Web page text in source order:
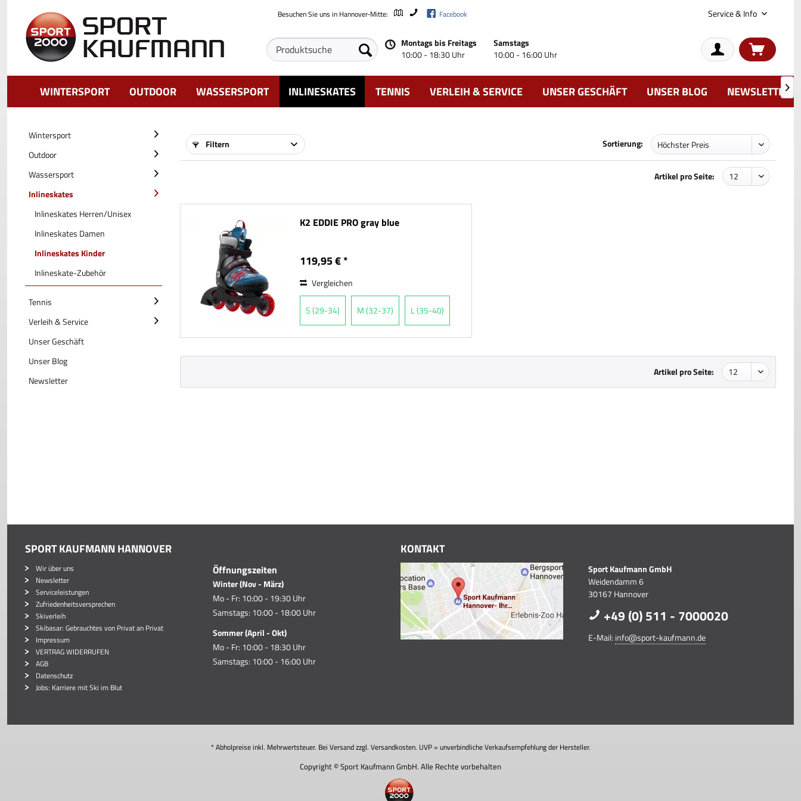
Besuchen Sie uns in Hannover-Mitte: Facebook Service & Info
Montags bis Freitags
10:00 - 18:30 Uhr
Samstags
10:00 - 16:00 Uhr
WINTERSPORT OUTDOOR WASSERSPORT INLINESKATES TENNIS VERLEIH & SERVICE UNSER GESCHÄFT UNSER BLOG NEWSLETTER

Wintersport
Outdoor
Wassersport
Inlineskates
Inlineskates Herren/Unisex
Inlineskates Damen
Inlineskates Kinder
Inlineskate-Zubehör
Tennis
Verleih & Service
Unser Geschäft
Unser Blog
Newsletter
Filtern Sortierung:
Artikel pro Seite:
K2 EDDIE PRO gray blue
119,95 € *
Vergleichen
S (29-34) M (32-37) L (35-40)
Artikel pro Seite:
SPORT KAUFMANN HANNOVER
Wir über uns
Newsletter
Serviceleistungen
Zufriedenheitsversprechen
Skiverleih
Skibasar: Gebrauchtes von Privat an Privat
Impressum
VERTRAG WIDERRUFEN
AGB
Datenschutz
Jobs: Karriere mit Ski im Blut
Öffnungszeiten
Winter (Nov - März)
Mo - Fr: 10:00 - 19:30 Uhr
Samstags: 10:00 - 18:00 Uhr
Sommer (April - Okt)
Mo - Fr: 10:00 - 18:30 Uhr
Samstags: 10:00 - 16:00 Uhr
KONTAKT
Sport Kaufmann GmbH
Weidendamm 6
30167 Hannover
+49 (0) 511 - 7000020
E-Mail: info@sport-kaufmann.de
* Abholpreise inkl. Mehrwertsteuer. Bei Versand zzgl. Versandkosten. UVP = unverbindliche Verkaufsempfehlung der Hersteller.
Copyright © Sport Kaufmann GmbH. Alle Rechte vorbehalten